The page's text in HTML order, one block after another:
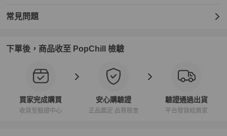
常見問題
下單後，商品收至 PopChill 檢驗
買家完成購買
收貨至驗證中心
安心購驗證
正品鑑定 品質檢查
驗證通過出貨
平台發貨給買家